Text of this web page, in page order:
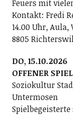
Feuers mit
Kontakt: Fredi
14.00 Uhr, Aula,
8805
DO, 15.10.2026
OFFENER
Soziokultur
Untermosen